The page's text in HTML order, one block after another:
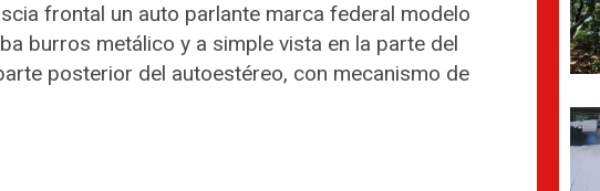
frontal un auto parlante marca federal modelo
burros metálico y a simple vista en la parte del
posterior del autoestéreo, con mecanismo de